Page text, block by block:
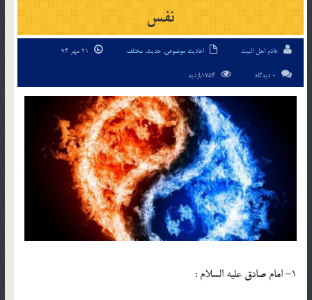
نفس
خادم اهل البیت احادیث موضوعی, حدیث, مختلف
0 دیدگاه
1- امام صادق عليه ‏السلام :